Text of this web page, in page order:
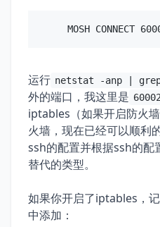
运行 netstat -anp | grep
外的端口，我这里是 60002
iptables（如果开启防火
火墙，现在已经可以顺利
ssh的配置并根据ssh的配
替代的类型。
如果你开启了iptables，
中添加：